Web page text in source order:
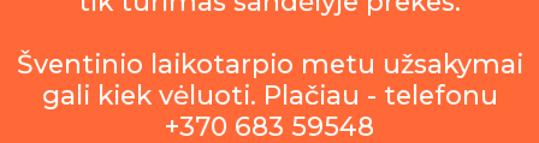
Šventinio laikotarpio metu užsakymai
gali kiek vėluoti. Plačiau - telefonu
+370 683 59548